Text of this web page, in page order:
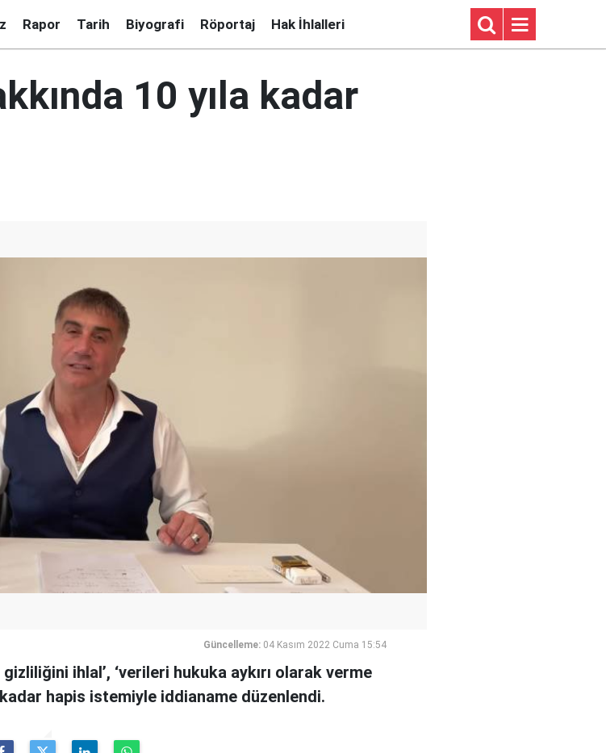
Rapor Tarih Biyografi Röportaj Hak İhlalleri
10 yıla kadar
Güncelleme: 04 Kasım 2022 Cuma 15:54
ihlal’, ‘verileri hukuka aykırı olarak verme
hapis istemiyle iddianame düzenlendi.